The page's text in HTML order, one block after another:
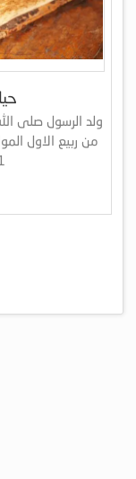
ولد الرسول صلى
من ربيع الاول